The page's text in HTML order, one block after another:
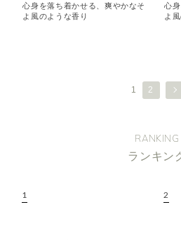
心身を落ち着かせる、爽やかなそ
よ風のような香り
心
よ
1 2
RANKING
ランキン